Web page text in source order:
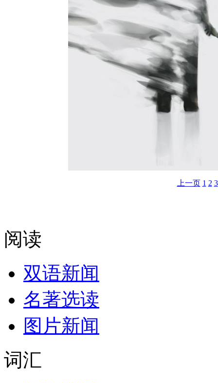
上一页 1 2 3
阅读
双语新闻
名著选读
图片新闻
词汇